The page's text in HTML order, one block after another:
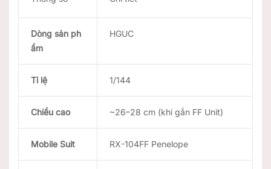
Dòng sản ph
ẩm
HGUC
Tỉ lệ 1/144
Chiều cao ~26–28 cm (khi gắn FF Unit)
Mobile Suit RX-104FF Penelope